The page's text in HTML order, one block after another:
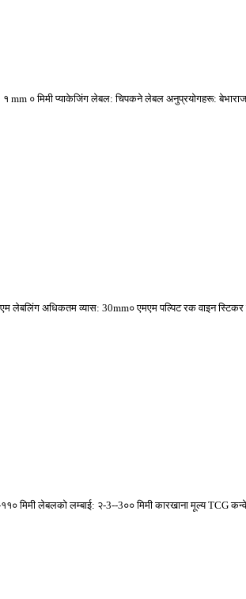
mm ० मिमी प्याकेजिंग लेबल: चिपकने लेबल अनुप्रयोगहरू:
लेबलिंग अधिकतम व्यास: 30mm० एमएम पल्पिट रक वाइन
मिमी लेबलको लम्बाई: २-3--3०० मिमी कारखाना मूल्य TCG